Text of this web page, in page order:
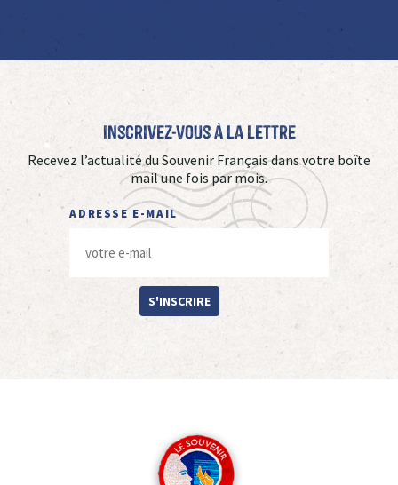
Inscrivez-vous à La Lettre
Recevez l’actualité du Souvenir Français dans votre boîte
mail une fois par mois.
ADRESSE E-MAIL
S'INSCRIRE